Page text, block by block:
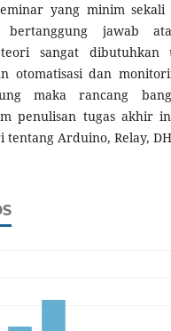
yang minim
bertanggung jawab
sangat dibutuhkan
otomatisasi dan
maka rancang
penulisan tugas akhir
Arduino, Relay,